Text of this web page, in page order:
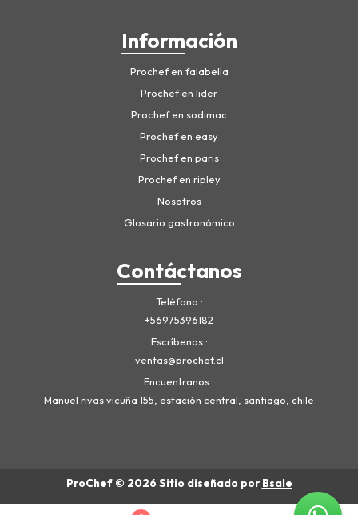
Información
Prochef en falabella
Prochef en lider
Prochef en sodimac
Prochef en easy
Prochef en paris
Prochef en ripley
Nosotros
Glosario gastronómico
Contáctanos
Teléfono
+56975396182
Escríbenos
ventas@prochef.cl
Encuentranos
Manuel rivas vicuña 155, estación central, santiago, chile
ProChef © 2026 Sitio diseñado por Bsale